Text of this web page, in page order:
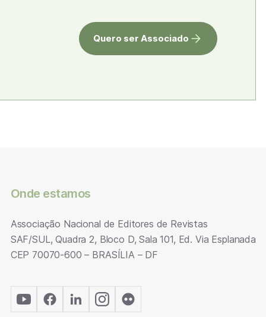
Quero ser Associado
Onde estamos
Associação Nacional de Editores de Revistas
SAF/SUL, Quadra 2, Bloco D, Sala 101, Ed. Via Esplanada
CEP 70070-600 – BRASÍLIA – DF